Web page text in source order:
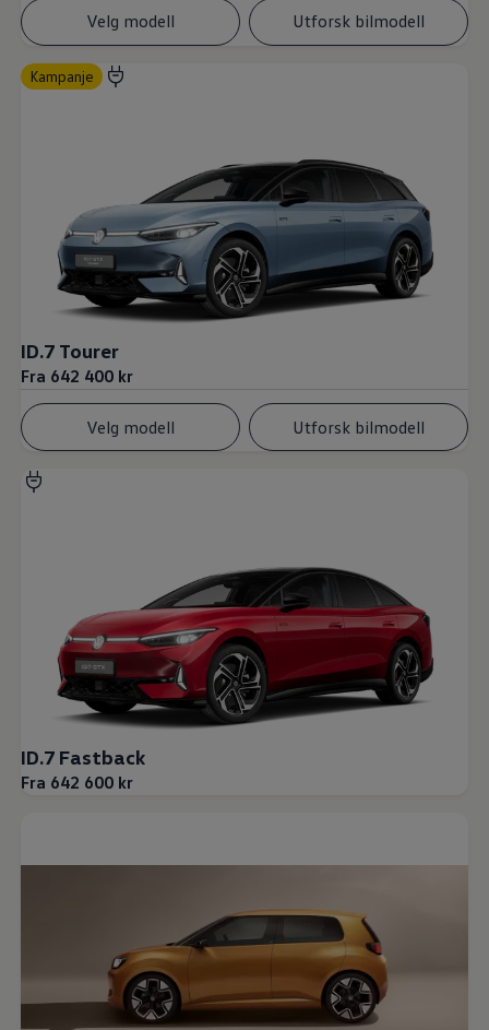
Velg modell Utforsk bilmodell
Kampanje
ID.7 Tourer
Fra 642 400 kr
Velg modell Utforsk bilmodell
ID.7 Fastback
Fra 642 600 kr